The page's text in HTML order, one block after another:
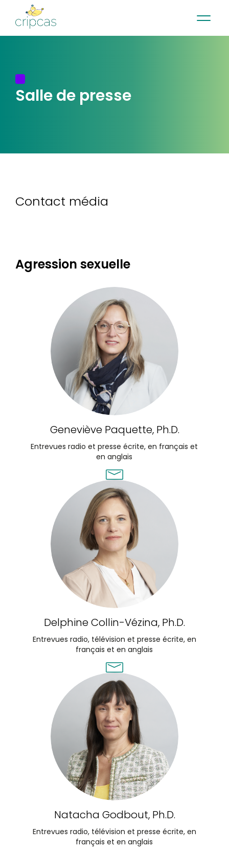
Contact English
Salle de presse
Contact média
Agression sexuelle
Geneviève Paquette, Ph.D.
Entrevues radio et presse écrite, en français et
en anglais
Delphine Collin-Vézina, Ph.D.
Entrevues radio, télévision et presse écrite, en
français et en anglais
Natacha Godbout, Ph.D.
Entrevues radio, télévision et presse écrite, en
français et en anglais